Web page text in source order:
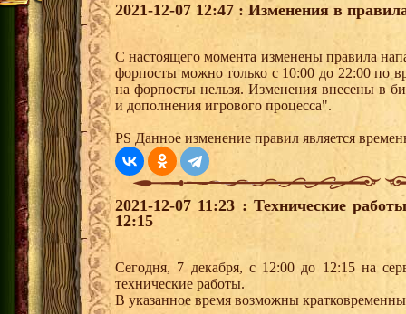
2021-12-07 12:47 : Изменения в
С настоящего момента изменены правила
форпосты можно только с 10:00 до 22:00 по
на форпосты нельзя. Изменения внесены в
и дополнения игрового процесса".
PS Данное изменение правил является
2021-12-07 11:23 : Технические
12:15
Сегодня, 7 декабря, с 12:00 до 12:15 на
технические работы.
В указанное время возможны